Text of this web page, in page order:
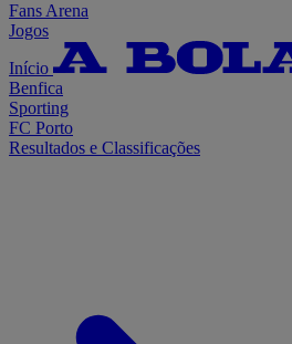
Fans Arena
Jogos
Início
Benfica
Sporting
FC Porto
Resultados e Classificações